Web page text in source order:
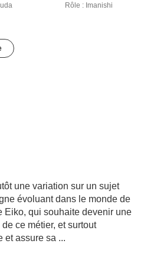
Rôle : Imanishi
une variation sur un sujet
évoluant dans le monde de
Eiko, qui souhaite devenir une
ce métier, et surtout
et assure sa ...